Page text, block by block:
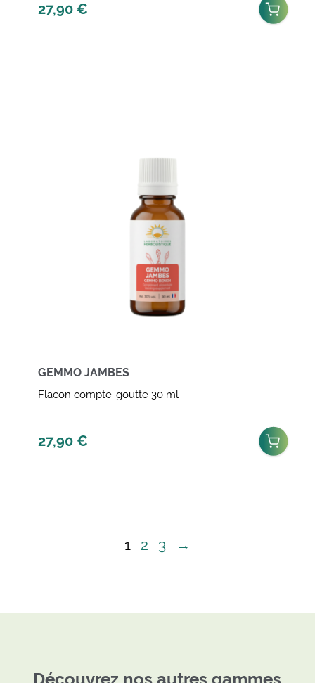
27,90 €
GEMMO JAMBES
Flacon compte-goutte 30 ml
27,90 €
1 2 3 →
Découvrez nos autres gammes